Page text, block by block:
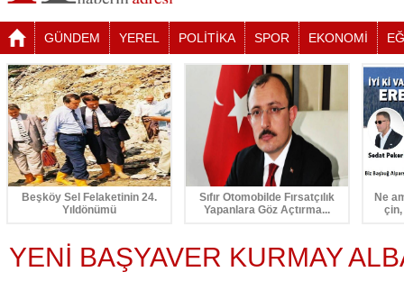
GÜNDEM YEREL POLİTİKA SPOR EKONOMİ
Beşköy Sel Felaketinin 24.
Yıldönümü
Sıfır Otomobilde Fırsatçılık
Yapanlara Göz Açtırma...
Ne
YENİ BAŞYAVER KURMAY